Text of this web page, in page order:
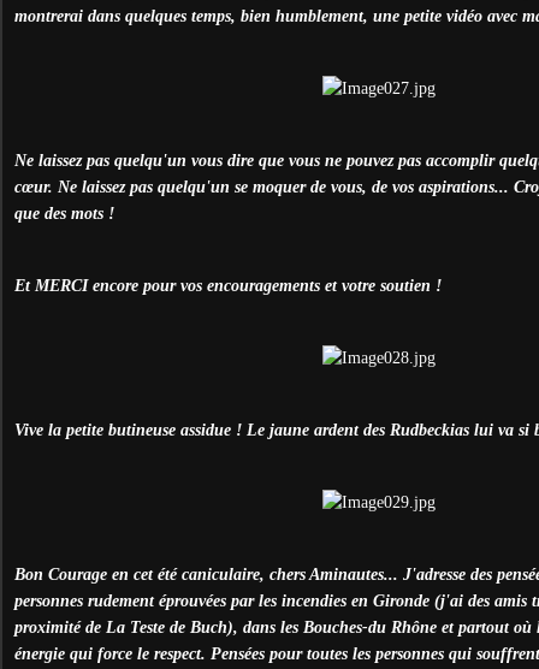
montrerai dans quelques temps, bien humblement, une petite vidéo avec
Ne laissez pas quelqu'un vous dire que vous ne pouvez pas accomplir
cœur. Ne laissez pas quelqu'un se moquer de vous, de vos aspirations...
que des mots !
Et MERCI encore pour vos encouragements et votre soutien !
Vive la petite butineuse assidue ! Le jaune ardent des Rudbeckias lui va si
Bon Courage en cet été caniculaire, chers Aminautes... J'adresse des
personnes rudement éprouvées par les incendies en Gironde (j'ai des amis
proximité de La Teste de Buch), dans les Bouches-du Rhône et partout où
énergie qui force le respect. Pensées pour toutes les personnes qui